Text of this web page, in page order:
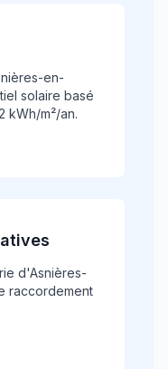
en-
solaire basé
kWh/m²/an.
d'Asnières-
raccordement